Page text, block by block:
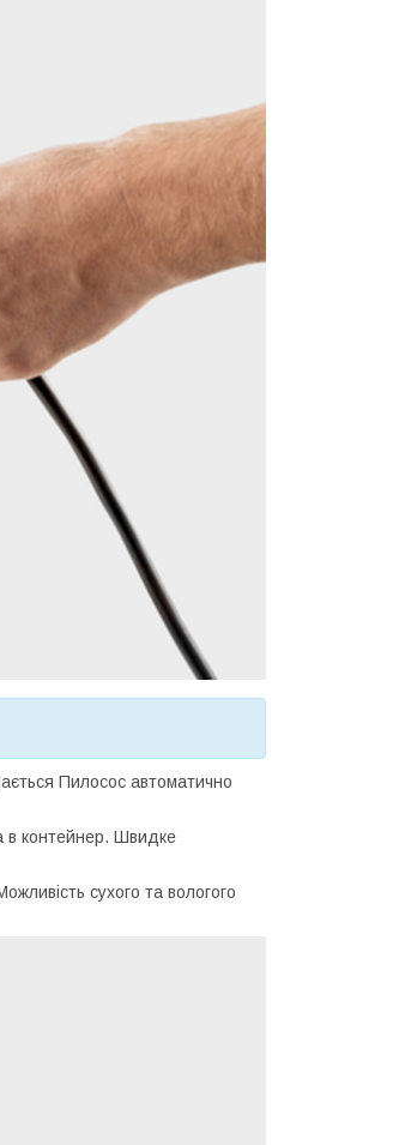
Пилосос автоматично
в контейнер. Швидке
сухого та вологого